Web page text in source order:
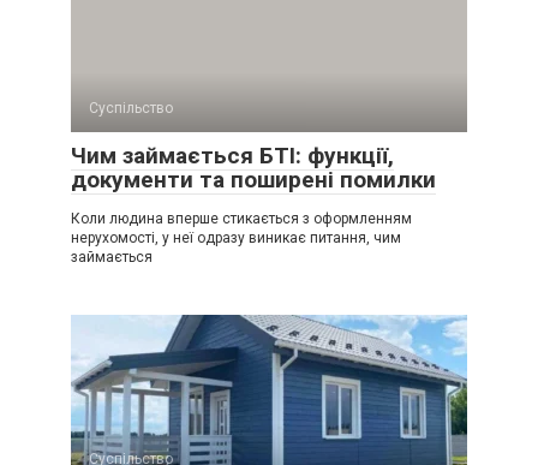
Суспільство
Чим займається БТІ: функції,
документи та поширені помилки
Коли людина вперше стикається з оформленням
нерухомості, у неї одразу виникає питання, чим
займається
Суспільство